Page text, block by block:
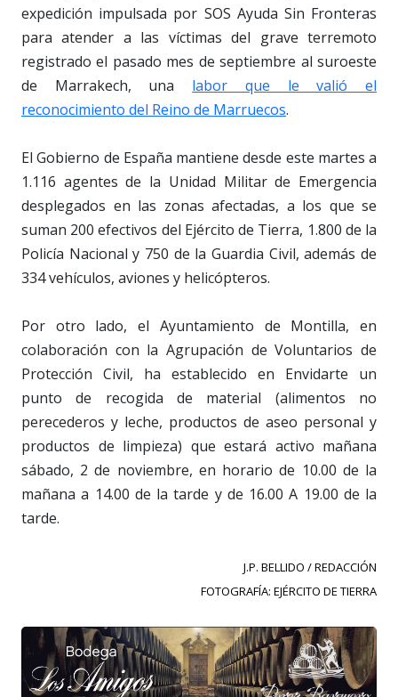
expedición impulsada por SOS Ayuda Sin Fronteras
para atender a las víctimas del grave terremoto
registrado el pasado mes de septiembre al suroeste
de Marrakech, una labor que le valió el
reconocimiento del Reino de Marruecos.
El Gobierno de España mantiene desde este martes a
1.116 agentes de la Unidad Militar de Emergencia
desplegados en las zonas afectadas, a los que se
suman 200 efectivos del Ejército de Tierra, 1.800 de la
Policía Nacional y 750 de la Guardia Civil, además de
334 vehículos, aviones y helicópteros.
Por otro lado, el Ayuntamiento de Montilla, en
colaboración con la Agrupación de Voluntarios de
Protección Civil, ha establecido en Envidarte un
punto de recogida de material (alimentos no
perecederos y leche, productos de aseo personal y
productos de limpieza) que estará activo mañana
sábado, 2 de noviembre, en horario de 10.00 de la
mañana a 14.00 de la tarde y de 16.00 A 19.00 de la
tarde.
J.P. BELLIDO / REDACCIÓN
FOTOGRAFÍA: EJÉRCITO DE TIERRA